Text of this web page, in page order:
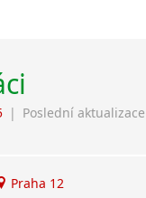
| Poslední aktualizace
Praha 12